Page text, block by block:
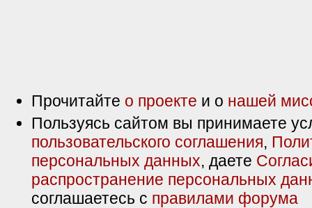
Прочитайте о проекте и о нашей
Пользуясь сайтом вы принимаете
пользовательского соглашения,
персональных данных, даете
распространение персональных
соглашаетесь с правилами форума